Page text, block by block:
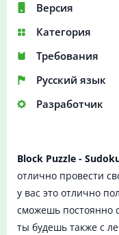
Версия
Категория
Требования
Русский язык
Разработчик
Block Puzzle -
отлично провести
у вас это отлично
сможешь постоянно
ты будешь также с